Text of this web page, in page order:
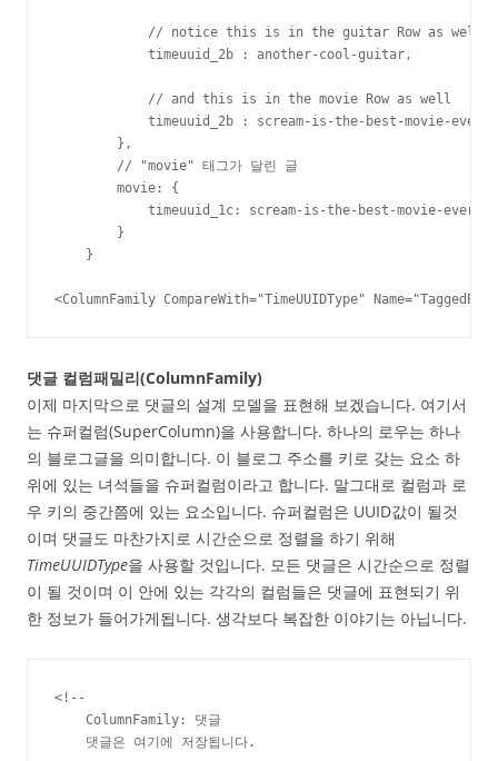
// notice this is in the guitar Row as well
timeuuid_2b : another-cool-guitar,
// and this is in the movie Row as well
timeuuid_2b : scream-is-the-best-movie-ever,
},
// "movie" 태그가 달린 글
movie: {
timeuuid_1c: scream-is-the-best-movie-ever
}
}
<ColumnFamily CompareWith="TimeUUIDType"
댓글 컬럼패밀리(ColumnFamily)
이제 마지막으로 댓글의 설계 모델을 표현해 보겠습니다. 여기서
는 슈퍼컬럼(SuperColumn)을 사용합니다. 하나의 로우는 하나
의 블로그글을 의미합니다. 이 블로그 주소를 키로 갖는 요소 하
위에 있는 녀석들을 슈퍼컬럼이라고 합니다. 말그대로 컬럼과 로
우 키의 중간쯤에 있는 요소입니다. 슈퍼컬럼은 UUID값이 될것
이며 댓글도 마찬가지로 시간순으로 정렬을 하기 위해
TimeUUIDType을 사용할 것입니다. 모든 댓글은 시간순으로 정렬
이 될 것이며 이 안에 있는 각각의 컬럼들은 댓글에 표현되기 위
한 정보가 들어가게됩니다. 생각보다 복잡한 이야기는 아닙니다.
<!--
ColumnFamily: 댓글
댓글은 여기에 저장됩니다.